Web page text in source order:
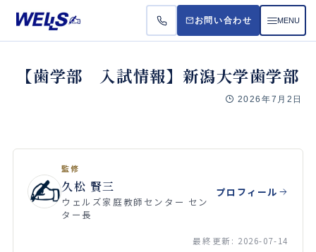
お
受
料金
お問い合わせ MENU
【歯学部 入試情報】新潟大学歯学部
2026年7月2日
監修
久松 賢三
ウェルズ家庭教師センター セン
ター長
プロフィール
最終更新: 2026-07-14